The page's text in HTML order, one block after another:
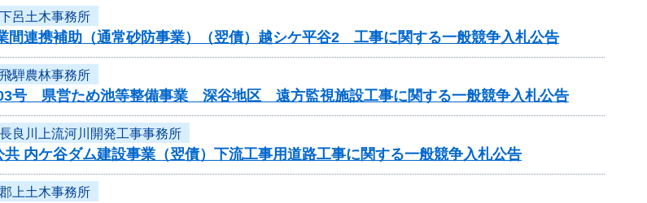
下呂土木事務所
間連携補助（通常砂防事業）（翌債）越シケ平谷2 工事に関する一般競争入札公告
飛騨農林事務所
号 県営ため池等整備事業 深谷地区 遠方監視施設工事に関する一般競争入札公告
長良川上流河川開発工事事務所
共 内ケ谷ダム建設事業（翌債）下流工事用道路工事に関する一般競争入札公告
郡上土木事務所